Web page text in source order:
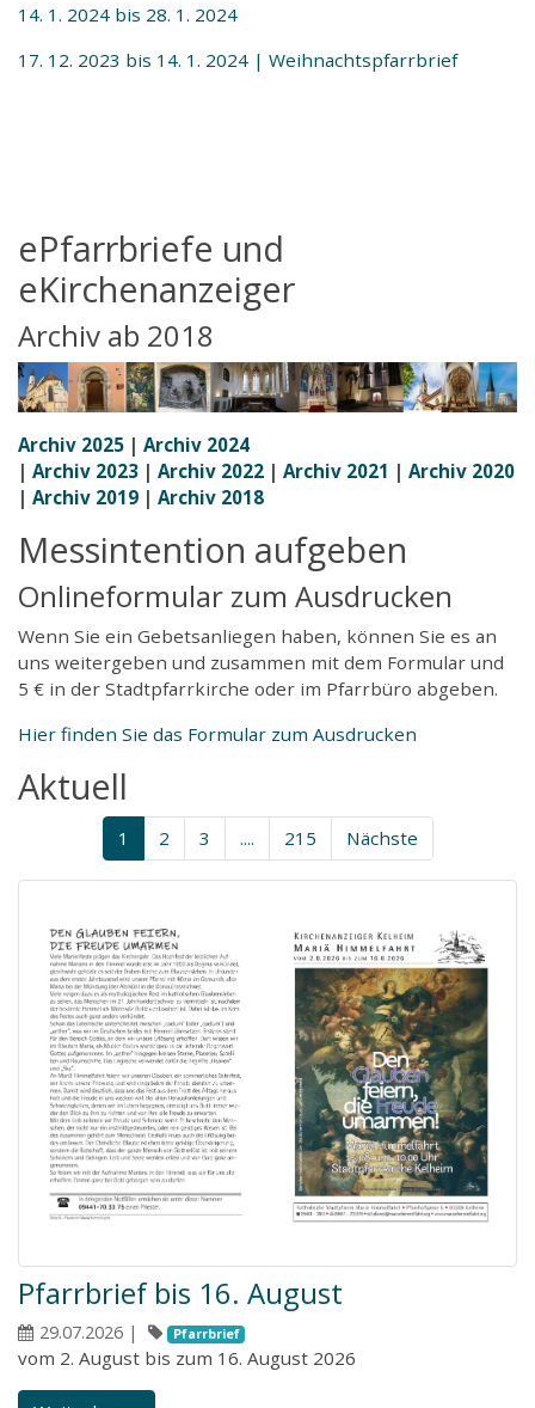
14. 1. 2024 bis 28. 1. 2024
17. 12. 2023 bis 14. 1. 2024 | Weihnachtspfarrbrief
ePfarrbriefe und
eKirchenanzeiger
Archiv ab 2018
Archiv 2025 | Archiv 2024
| Archiv 2023 | Archiv 2022 | Archiv 2021 | Archiv 2020
| Archiv 2019 | Archiv 2018
Messintention aufgeben
Onlineformular zum Ausdrucken
Wenn Sie ein Gebetsanliegen haben, können Sie es an
uns weitergeben und zusammen mit dem Formular und
5 € in der Stadtpfarrkirche oder im Pfarrbüro abgeben.
Hier finden Sie das Formular zum Ausdrucken
Aktuell
1 2 3 .... 215 Nächste
Pfarrbrief bis 16. August
29.07.2026 | Pfarrbrief
vom 2. August bis zum 16. August 2026